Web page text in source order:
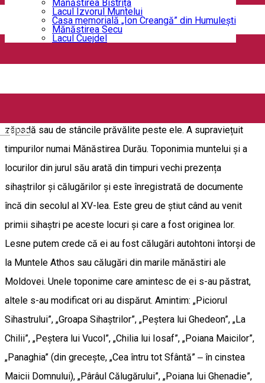
English
Mănăstirea Bistrița
Lacul Izvorul Muntelui
Casa memorială „Ion Creangă” din Humuleşti
Mănăstirea Secu
Lacul Cuejdel
construit pe un platou al Masivului Ceahlău, fiind înconjurat de
stânci mari. Micuța mănăstire se află în imediata apropiere a
numeroase schituri sau peșteri cu pustnici, călugări și
zăpadă sau de stâncile prăvălite peste ele. A supraviețuit
timpurilor numai Mănăstirea Durău. Toponimia muntelui și a
locurilor din jurul său arată din timpuri vechi prezența
sihaștrilor și călugărilor și este înregistrată de documente
încă din secolul al XV-lea. Este greu de știut când au venit
primii sihaștri pe aceste locuri și care a fost originea lor.
Lesne putem crede că ei au fost călugări autohtoni întorși de
la Muntele Athos sau călugări din marile mănăstiri ale
Moldovei. Unele toponime care amintesc de ei s-au păstrat,
altele s-au modificat ori au dispărut. Amintim: „Piciorul
Sihastrului”, „Groapa Sihaștrilor”, „Peștera lui Ghedeon”, „La
Chilii”, „Peștera lui Vucol”, „Chilia lui Iosaf”, „Poiana Maicilor”,
„Panaghia” (din greceşte, „Cea întru tot Sfântă” ‒ în cinstea
Maicii Domnului), „Pârâul Călugărului”, „Poiana lui Ghenadie”,